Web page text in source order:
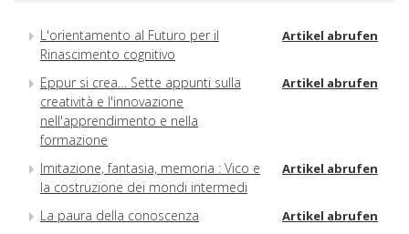
L'orientamento al Futuro per il
Rinascimento cognitivo
Artikel abrufen
Eppur si crea… Sette appunti sulla
creatività e l'innovazione
nell'apprendimento e nella
formazione
Artikel abrufen
Imitazione, fantasia, memoria : Vico e
la costruzione dei mondi intermedi
Artikel abrufen
La paura della conoscenza Artikel abrufen